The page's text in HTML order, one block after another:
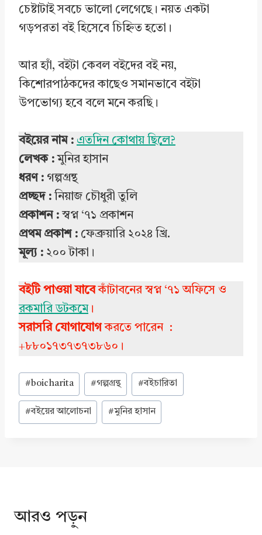
চেষ্টাটাই সবচে ভালো লেগেছে। নয়ত একটা
গড়পরতা বই হিসেবে চিহ্নিত হতো।
আর হ্যাঁ, বইটা কেবল বইদের বই নয়,
কিশোরপাঠকদের কাছেও সমানভাবে বইটা
উপভোগ্য হবে বলে মনে করছি।
বইয়ের নাম : এতদিন কোথায় ছিলে?
লেখক : মুনির হাসান
ধরণ : গল্পগ্রন্থ
প্রচ্ছদ : নিয়াজ চৌধুরী তুলি
প্রকাশন : স্বপ্ন ‘৭১ প্রকাশন
প্রথম প্রকাশ : ফেব্রুয়ারি ২০২৪ খ্রি.
মূল্য : ২০০ টাকা।
বইটি পাওয়া যাবেকাঁটাবনের স্বপ্ন ‘৭১ অফিসে ও
রকমারি ডটকমে।
সরাসরি যোগাযোগকরতে পারেন :
+৮৮০১৭৩৭৩৭৩৮৬০।
Post
Tags:
#boicharita #গল্পগ্রন্থ #বইচারিতা
#বইয়ের আলোচনা #মুনির হাসান
আরও পড়ুন